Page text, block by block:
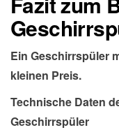
Ein Geschirrspüler
kleinen Preis.
Technische Daten
Geschirrspüler